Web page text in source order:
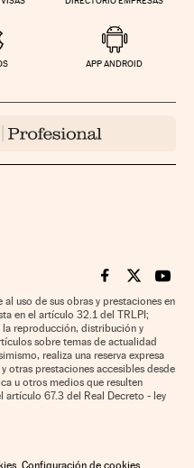
APP ANDROID
Cinco Días en
Cinco Días
Cinco
uso de sus obras y prestaciones en
en el artículo 32.1 del TRLPI;
la reproducción, distribución y
sobre temas de actualidad
realiza una reserva expresa
otras prestaciones accesibles desde
u otros medios que resulten
67.3 del Real Decreto - ley